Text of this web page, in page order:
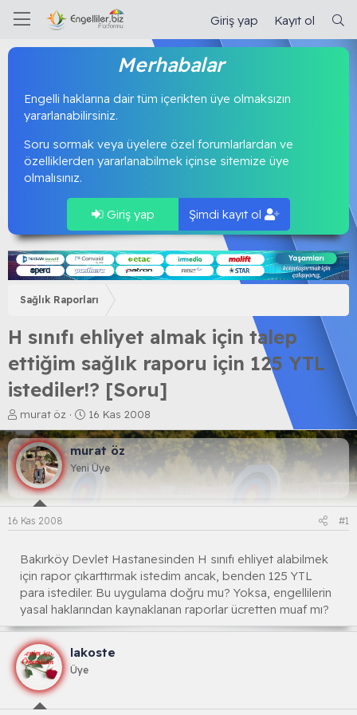
Giriş yap Kayıt ol
Merhabalar
Engelli haklarına dair tüm içerikten üye olmaksızın
yararlanabilirsiniz.
Soru sormak veya üyelere özel forumlarlardan ve
özelliklerden yararlanabilmek içinse sitemize üye
olmalısınız.
Giriş yap Şimdi kayıt ol
Sağlık Raporları
H sınıfı ehliyet almak için talep
ettiğim sağlık raporu için 125 YTL
istediler!? [Soru]
K
o
n
b
u
y
a
a
a
n
murat öz
B
a
ş
l
a
ç
a
r
h
i
16 Kas 2008
murat öz
Yeni Üye
16 Kas 2008 #1
Bakırköy Devlet Hastanesinden H sınıfı ehliyet alabilmek
için rapor çıkarttırmak istedim ancak, benden 125 YTL
para istediler. Bu uygulama doğru mu? Yoksa, engellilerin
yasal haklarından kaynaklanan raporlar ücretten muaf mı?
lakoste
Üye